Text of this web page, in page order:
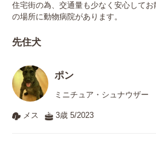
住宅街の為、交通量も少なく安心して
の場所に動物病院があります。
先住犬
ポン
ミニチュア・シュナウザー
メス 3歳 5/2023